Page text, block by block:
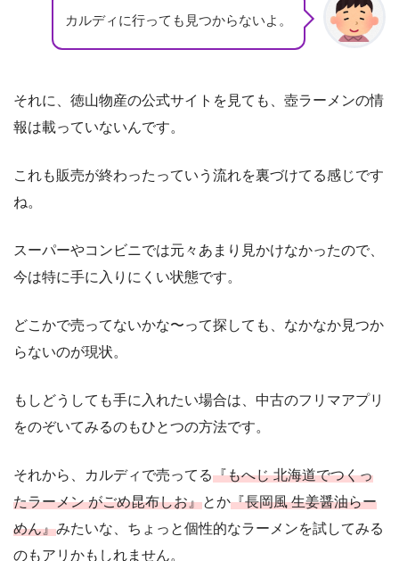
カルディに行っても見つからないよ。
それに、徳山物産の公式サイトを見ても、壺ラーメンの情
報は載っていないんです。
これも販売が終わったっていう流れを裏づけてる感じです
ね。
スーパーやコンビニでは元々あまり見かけなかったので、
今は特に手に入りにくい状態です。
どこかで売ってないかな〜って探しても、なかなか見つか
らないのが現状。
もしどうしても手に入れたい場合は、中古のフリマアプリ
をのぞいてみるのもひとつの方法です。
それから、カルディで売ってる『もへじ 北海道でつくっ
たラーメン がごめ昆布しお』とか『長岡風 生姜醤油らー
めん』みたいな、ちょっと個性的なラーメンを試してみる
のもアリかもしれません。